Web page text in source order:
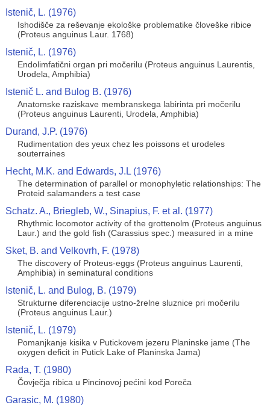
Istenič, L. (1976)
Ishodišče za reševanje ekološke problematike človeške ribice
(Proteus anguinus Laur. 1768)
Istenič, L. (1976)
Endolimfatični organ pri močerilu (Proteus anguinus Laurentis,
Urodela, Amphibia)
Istenič L. and Bulog B. (1976)
Anatomske raziskave membranskega labirinta pri močerilu
(Proteus anguinus Laurenti, Urodela, Amphibia)
Durand, J.P. (1976)
Rudimentation des yeux chez les poissons et urodeles
souterraines
Hecht, M.K. and Edwards, J.L (1976)
The determination of parallel or monophyletic relationships: The
Proteid salamanders a test case
Schatz. A., Briegleb, W., Sinapius, F. et al. (1977)
Rhythmic locomotor activity of the grottenolm (Proteus anguinus
Laur.) and the gold fish (Carassius spec.) measured in a mine
Sket, B. and Velkovrh, F. (1978)
The discovery of Proteus-eggs (Proteus anguinus Laurenti,
Amphibia) in seminatural conditions
Istenič, L. and Bulog, B. (1979)
Strukturne diferenciacije ustno-žrelne sluznice pri močerilu
(Proteus anguinus Laur.)
Istenič, L. (1979)
Pomanjkanje kisika v Putickovem jezeru Planinske jame (The
oxygen deficit in Putick Lake of Planinska Jama)
Rada, T. (1980)
Čovječja ribica u Pincinovoj pećini kod Poreča
Garasic, M. (1980)